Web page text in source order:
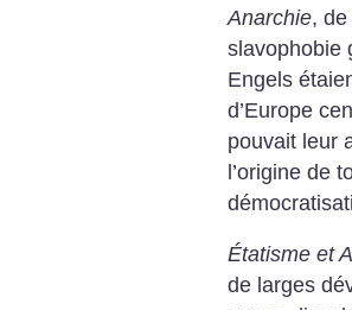
Anarchie,
slavophobie
Engels
d’Europe
pouvait leur
l’origine de
Étatisme et
de larges